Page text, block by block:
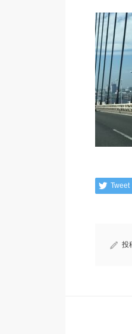
Tweet
投